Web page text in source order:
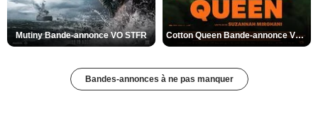
Mutiny Bande-annonce VO STFR Cotton Queen Bande-annonce VO STFR
Bandes-annonces à ne pas manquer